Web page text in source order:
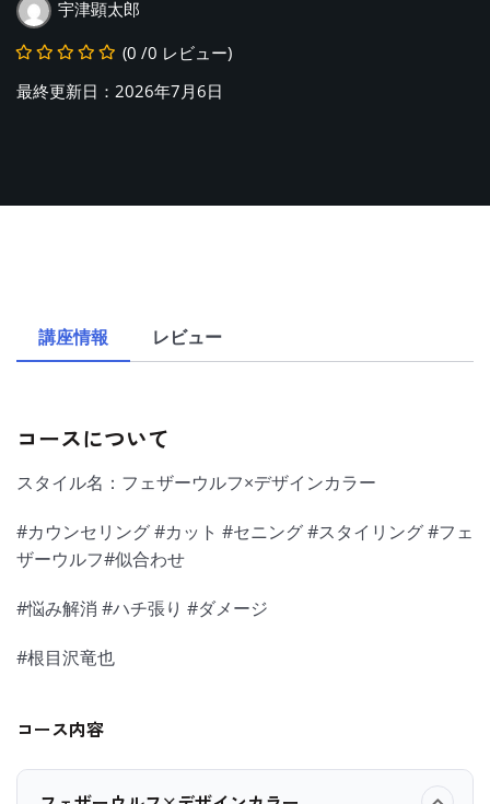
宇津顕太郎
(0 /0 レビュー)
最終更新日：2026年7月6日
講座情報 レビュー
コースについて
スタイル名：フェザーウルフ×デザインカラー
#カウンセリング #カット #セニング #スタイリング #フェ
ザーウルフ#似合わせ
#悩み解消 #ハチ張り #ダメージ
#根目沢竜也
コース内容